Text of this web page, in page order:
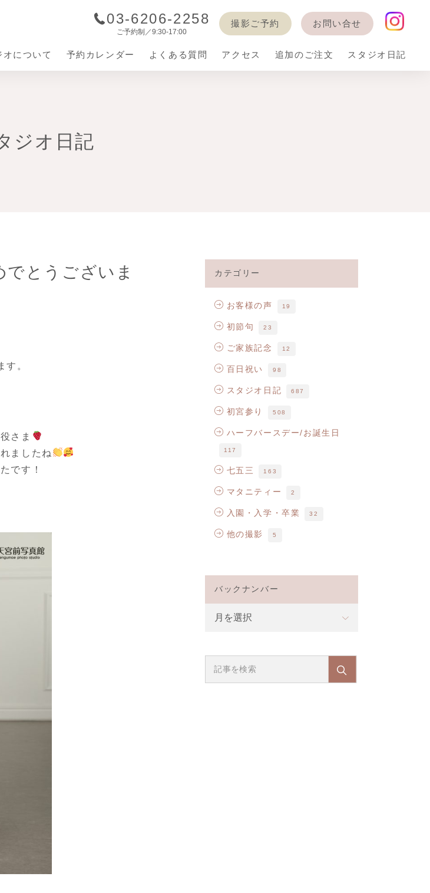
03-6206-2258
ご予約制／9:30-17:00
撮影ご予約 お問い合せ
オについて 予約カレンダー よくある質問 アクセス 追加のご注文 スタジオ日記
ジオ日記
とうございま
す。
さま
ましたね
です！
カテゴリー
お客様の声 19
初節句 23
ご家族記念 12
百日祝い 98
スタジオ日記 687
初宮参り 508
ハーフバースデー/お誕生日
117
七五三 163
マタニティー 2
入園・入学・卒業 32
他の撮影 5
バックナンバー